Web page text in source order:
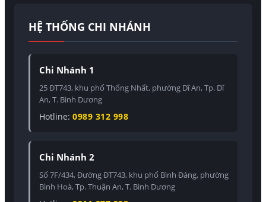
HỆ THỐNG CHI NHÁNH
Chi Nhánh 1
25 ĐT743, khu phố Thống Nhất, phường Dĩ An, Tp. Dĩ
An, T. Bình Dương
Hotline: 0989 312 998
Chi Nhánh 2
Số 7F/434, Đường ĐT743, khu phố Bình Đáng, phường
Bình Hoà, Tp. Thuận An, T. Bình Dương